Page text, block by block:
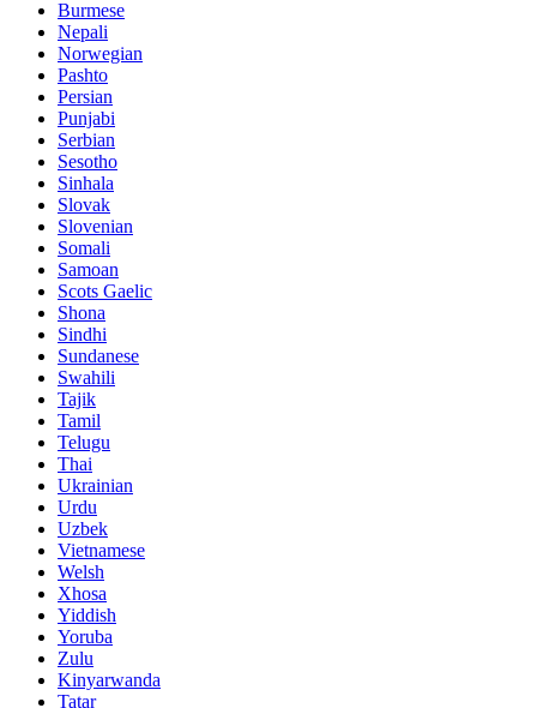
Burmese
Nepali
Norwegian
Pashto
Persian
Punjabi
Serbian
Sesotho
Sinhala
Slovak
Slovenian
Somali
Samoan
Scots Gaelic
Shona
Sindhi
Sundanese
Swahili
Tajik
Tamil
Telugu
Thai
Ukrainian
Urdu
Uzbek
Vietnamese
Welsh
Xhosa
Yiddish
Yoruba
Zulu
Kinyarwanda
Tatar